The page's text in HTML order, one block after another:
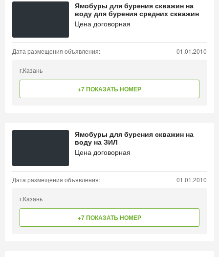
Ямобуры для бурения скважин на
воду для бурения средних скважин
Цена договорная
Дата размещения объявления: 01.01.2010
г.Казань
+7 ПОКАЗАТЬ НОМЕР
Ямобуры для бурения скважин на
воду на ЗИЛ
Цена договорная
Дата размещения объявления: 01.01.2010
г.Казань
+7 ПОКАЗАТЬ НОМЕР